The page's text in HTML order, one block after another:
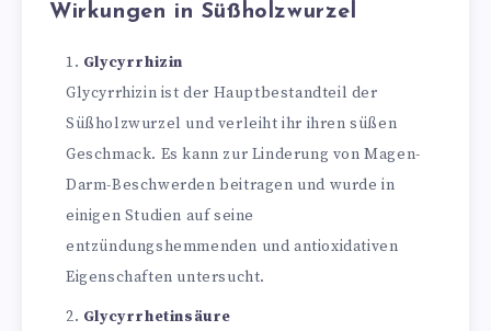
Wirkungen in Süßholzwurzel
Glycyrrhizin
Glycyrrhizin ist der Hauptbestandteil der
Süßholzwurzel und verleiht ihr ihren süßen
Geschmack. Es kann zur Linderung von Magen-
Darm-Beschwerden beitragen und wurde in
einigen Studien auf seine
entzündungshemmenden und antioxidativen
Eigenschaften untersucht.
Glycyrrhetinsäure